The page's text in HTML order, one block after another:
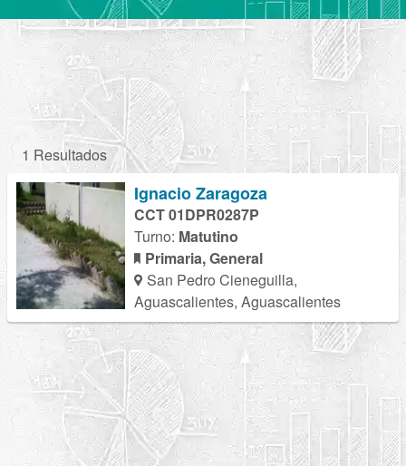
1 Resultados
Ignacio Zaragoza
CCT 01DPR0287P
Turno: Matutino
Primaria, General
San Pedro Cieneguilla,
Aguascalientes, Aguascalientes